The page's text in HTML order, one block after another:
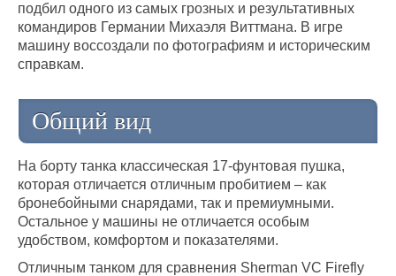
подбил одного из самых грозных и результативных
командиров Германии Михаэля Виттмана. В игре
машину воссоздали по фотографиям и историческим
справкам.
Общий вид
На борту танка классическая 17-фунтовая пушка,
которая отличается отличным пробитием – как
бронебойными снарядами, так и премиумными.
Остальное у машины не отличается особым
удобством, комфортом и показателями.
Отличным танком для сравнения Sherman VC Firefly